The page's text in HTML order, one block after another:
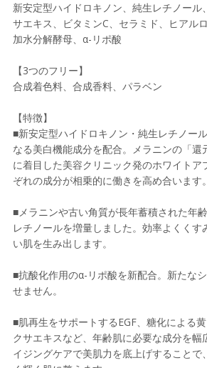
新安定型ハイドロキノン、純生レチノール
サエキス、ビタミンC、セラミド、ヒアル
加水分解酵母、α-リポ酸
【3つのフリー】
合成着色料、合成香料、パラベン
【特徴】
■新安定型ハイドロキノン・純生レチノー
なる美白機能成分を配合。メラニンの「還
に着目した美容クリニック発のホワイトア
ぞれの成分が相乗的に働きを高め合います。
■メラニンや古い角質が長年蓄積された年
レチノールを増量しました。効率よくくす
い肌を生み出します。
■抗酸化作用のα-リポ酸を新配合。新たな
せません。
■肌再生をサポートするEGF、糖化による
クサエキスなど、年齢肌に必要な成分を幅
イジングケアで美肌力を底上げすることで